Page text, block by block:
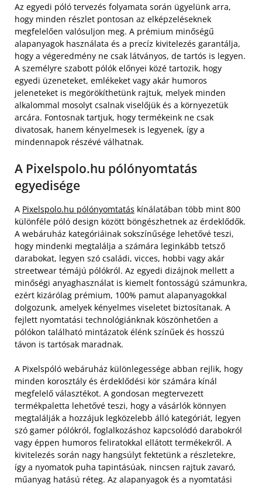
Az egyedi póló tervezés folyamata során ügyelünk arra,
hogy minden részlet pontosan az elképzeléseknek
megfelelően valósuljon meg. A prémium minőségű
alapanyagok használata és a precíz kivitelezés garantálja,
hogy a végeredmény ne csak látványos, de tartós is legyen.
A személyre szabott pólók előnyei közé tartozik, hogy
egyedi üzeneteket, emlékeket vagy akár humoros
jeleneteket is megörökíthetünk rajtuk, melyek minden
alkalommal mosolyt csalnak viselőjük és a környezetük
arcára. Fontosnak tartjuk, hogy termékeink ne csak
divatosak, hanem kényelmesek is legyenek, így a
mindennapok részévé válhatnak.
A Pixelspolo.hu pólónyomtatás
egyedisége
A Pixelspolo.hu pólónyomtatás kínálatában több mint 800
különféle póló design között böngészhetnek az érdeklődők.
A webáruház kategóriáinak sokszínűsége lehetővé teszi,
hogy mindenki megtalálja a számára leginkább tetsző
darabokat, legyen szó családi, vicces, hobbi vagy akár
streetwear témájú pólókról. Az egyedi dizájnok mellett a
minőségi anyaghasználat is kiemelt fontosságú számunkra,
ezért kizárólag prémium, 100% pamut alapanyagokkal
dolgozunk, amelyek kényelmes viseletet biztosítanak. A
fejlett nyomtatási technológiánknak köszönhetően a
pólókon található mintázatok élénk színűek és hosszú
távon is tartósak maradnak.
A Pixelspóló webáruház különlegessége abban rejlik, hogy
minden korosztály és érdeklődési kör számára kínál
megfelelő választékot. A gondosan megtervezett
termékpaletta lehetővé teszi, hogy a vásárlók könnyen
megtalálják a hozzájuk legközelebb álló kategóriát, legyen
szó gamer pólókról, foglalkozáshoz kapcsolódó darabokról
vagy éppen humoros feliratokkal ellátott termékekről. A
kivitelezés során nagy hangsúlyt fektetünk a részletekre,
így a nyomatok puha tapintásúak, nincsen rajtuk zavaró,
műanyag hatású réteg. Az alapanyagok és a nyomtatási